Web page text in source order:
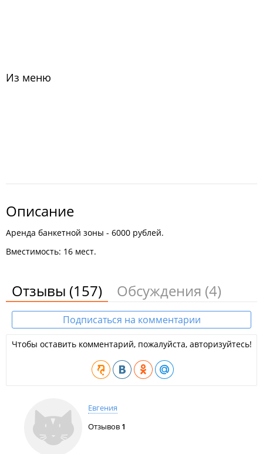
Из меню
Описание
Аренда банкетной зоны - 6000 рублей.
Вместимость: 16 мест.
Отзывы (157) Обсуждения (4)
Подписаться на комментарии
Чтобы оставить комментарий, пожалуйста, авторизуйтесь!
Евгения
Отзывов 1